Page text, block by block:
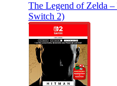
The Legend of Zelda
Switch 2)